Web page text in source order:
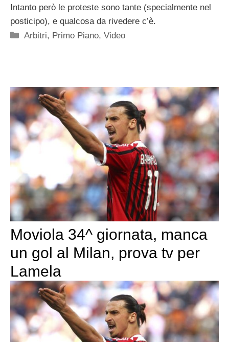
Intanto però le proteste sono tante (specialmente nel
posticipo), e qualcosa da rivedere c’è.
Categorie
Arbitri, Primo Piano,Video
Moviola 34^ giornata, manca
un gol al Milan, prova tv per
Lamela